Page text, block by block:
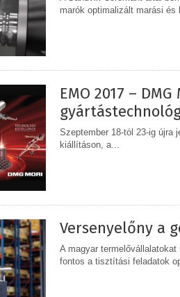
marók optimalizált marási és
EMO 2017 –
Szeptember 18-tól 23-ig újra
kiállításon, a...
Versenyelőny a
A magyar
fontos a tisztítási feladatok